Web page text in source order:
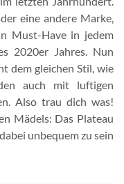
eine andere Marke,
Must-Have in jedem
2020er Jahres. Nun
dem gleichen Stil, wie
auch mit luftigen
Also trau dich was!
Mädels: Das Plateau
unbequem zu sein